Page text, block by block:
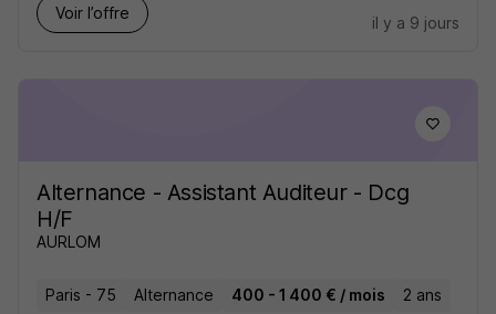
Voir l’offre
il y a 9 jours
Alternance - Assistant Auditeur - Dcg
H/F
AURLOM
Paris - 75 Alternance 400 - 1 400 € / mois 2 ans